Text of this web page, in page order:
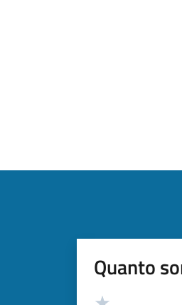
Quanto
Valutazione